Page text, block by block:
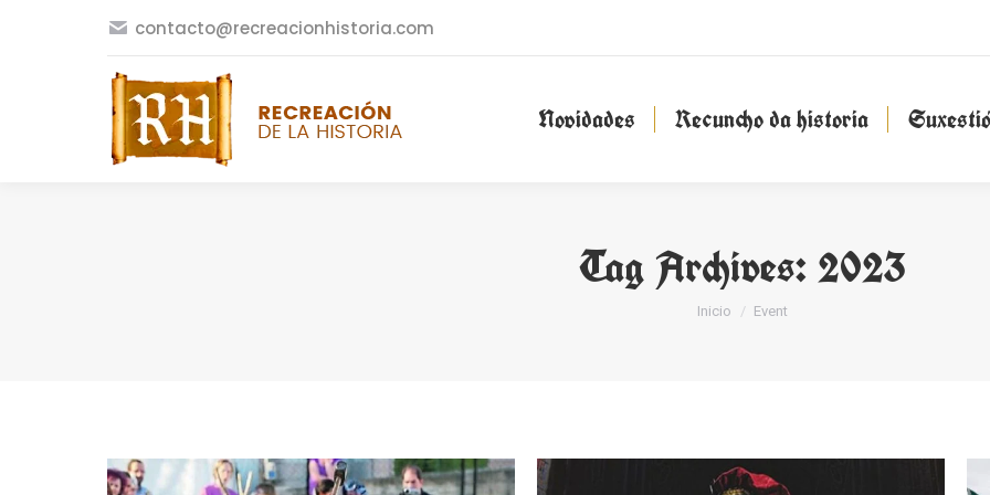
contacto@recreacionhistoria.com
Novidades Recuncho da historia
Tag Archives:2023
You are here:
Inicio Event
Novidades Recuncho da historia